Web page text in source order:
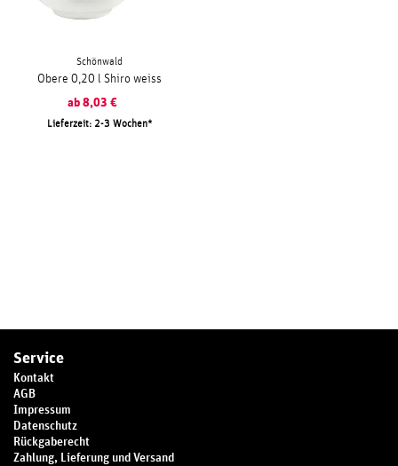
Schönwald
Obere 0,20 l Shiro weiss
ab 8,03 €
Lieferzeit: 2-3 Wochen
Service
Kontakt
AGB
Impressum
Datenschutz
Rückgaberecht
Zahlung, Lieferung und Versand